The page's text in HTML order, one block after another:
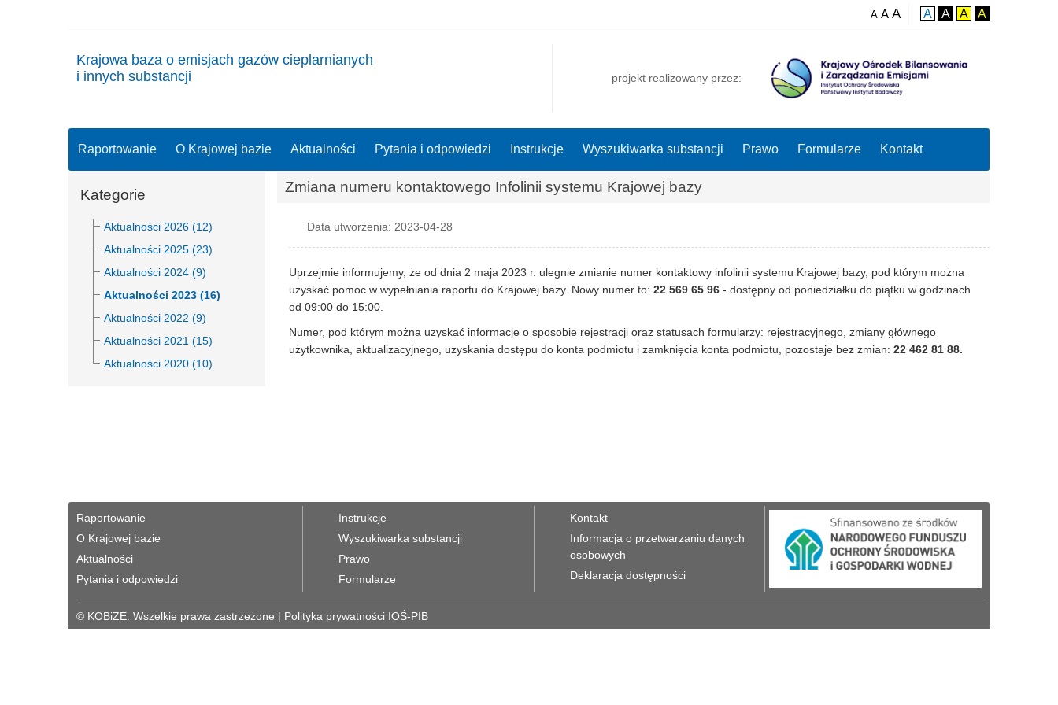
A A A A A A A
Krajowa baza o emisjach gazów cieplarnianych
i innych substancji
projekt realizowany przez:
Raportowanie O Krajowej bazie Aktualności Pytania i odpowiedzi Instrukcje Wyszukiwarka substancji Prawo Formularze Kontakt
Kategorie
Aktualności 2026 (12)
Aktualności 2025 (23)
Aktualności 2024 (9)
Aktualności 2023 (16)
Aktualności 2022 (9)
Aktualności 2021 (15)
Aktualności 2020 (10)
Zmiana numeru kontaktowego Infolinii systemu Krajowej bazy
Data utworzenia: 2023-04-28
Uprzejmie informujemy, że od dnia 2 maja 2023 r. ulegnie zmianie numer kontaktowy infolinii systemu Krajowej bazy, pod którym można
uzyskać pomoc w wypełniania raportu do Krajowej bazy. Nowy numer to: 22 569 65 96 - dostępny od poniedziałku do piątku w godzinach
od 09:00 do 15:00.
Numer, pod którym można uzyskać informacje o sposobie rejestracji oraz statusach formularzy: rejestracyjnego, zmiany głównego
użytkownika, aktualizacyjnego, uzyskania dostępu do konta podmiotu i zamknięcia konta podmiotu, pozostaje bez zmian: 22 462 81 88.
Raportowanie
O Krajowej bazie
Aktualności
Pytania i odpowiedzi
Instrukcje
Wyszukiwarka substancji
Prawo
Formularze
Kontakt
Informacja o przetwarzaniu danych
osobowych
Deklaracja dostępności
© KOBiZE. Wszelkie prawa zastrzeżone | Polityka prywatności IOŚ-PIB